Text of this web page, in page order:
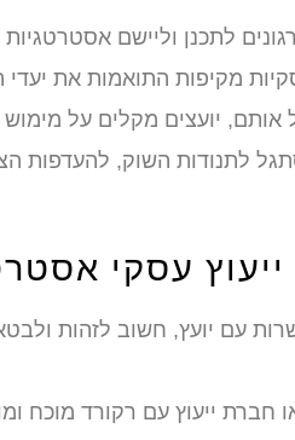
לתכנן וליישם
מקיפות התואמות את יעדי
יועצים מקלים על
לתנודות השוק, להעדפות
עסקי
עם יועץ, חשוב לזהות
חברת ייעוץ עם רקורד מוכח